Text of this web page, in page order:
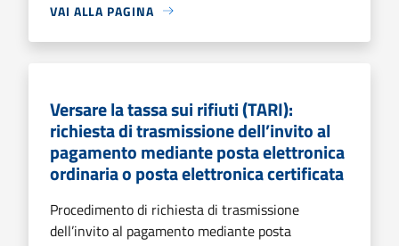
VAI ALLA PAGINA
Versare la tassa sui rifiuti (TARI):
richiesta di trasmissione dell’invito al
pagamento mediante posta elettronica
ordinaria o posta elettronica certificata
Procedimento di richiesta di trasmissione
dell’invito al pagamento mediante posta